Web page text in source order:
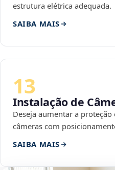
estrutura elétrica adequada.
SAIBA MAIS
13
Instalação de
Deseja aumentar a
câmeras com
SAIBA MAIS